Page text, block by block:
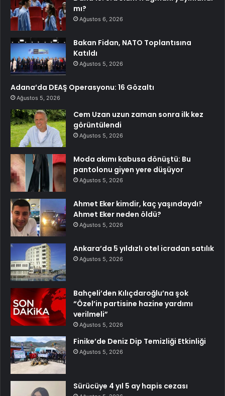
mı?
Ağustos 6, 2026
Bakan Fidan, NATO Toplantısına
Katıldı
Ağustos 5, 2026
Adana’da DEAŞ Operasyonu: 16 Gözaltı
Ağustos 5, 2026
Cem Uzan uzun zaman sonra ilk kez
görüntülendi
Ağustos 5, 2026
Moda akımı kabusa dönüştü: Bu
pantolonu giyen yere düşüyor
Ağustos 5, 2026
Ahmet Eker kimdir, kaç yaşındaydı?
Ahmet Eker neden öldü?
Ağustos 5, 2026
Ankara’da 5 yıldızlı otel icradan satılık
Ağustos 5, 2026
Bahçeli’den Kılıçdaroğlu’na şok
“Özel’in partisine hazine yardımı
verilmeli”
Ağustos 5, 2026
Finike’de Deniz Dip Temizliği Etkinliği
Ağustos 5, 2026
Sürücüye 4 yıl 5 ay hapis cezası